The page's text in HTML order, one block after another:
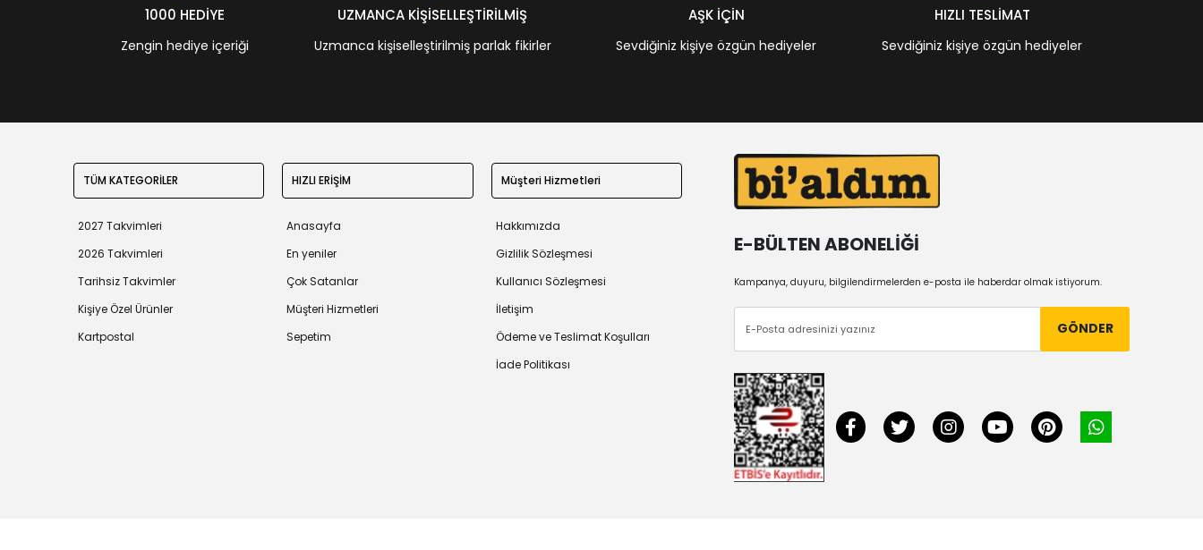
1000 HEDİYE
Zengin hediye içeriği
UZMANCA KİŞİSELLEŞTİRİLMİŞ
Uzmanca kişiselleştirilmiş parlak fikirler
AŞK İÇİN
Sevdiğiniz kişiye özgün hediyeler
HIZLI TESLİMAT
Sevdiğiniz kişiye özgün hediyeler
TÜM KATEGORİLER
2027 Takvimleri
2026 Takvimleri
Tarihsiz Takvimler
Kişiye Özel Ürünler
Kartpostal
HIZLI ERİŞİM
Anasayfa
En yeniler
Çok Satanlar
Müşteri Hizmetleri
Sepetim
Müşteri Hizmetleri
Hakkımızda
Gizlilik Sözleşmesi
Kullanıcı Sözleşmesi
İletişim
Ödeme ve Teslimat Koşulları
İade Politikası
E-BÜLTEN ABONELİĞİ
Kampanya, duyuru, bilgilendirmelerden e-posta ile haberdar olmak istiyorum.
GÖNDER